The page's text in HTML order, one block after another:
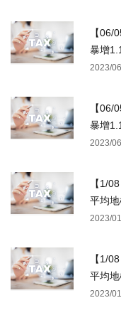
【06/
暴增
2023/
【06/
暴增
2023/
【1/
平均
2023/
【1/
平均
2023/